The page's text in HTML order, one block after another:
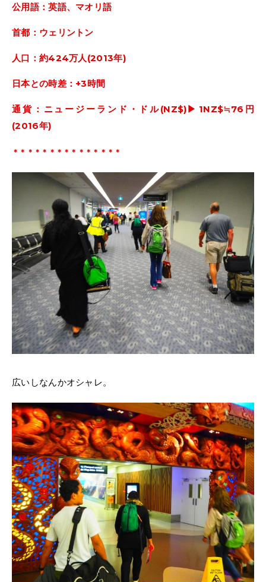
公用語：英語、マオリ語
首都：ウェリントン
人口：約424万人(2013年)
日本との時差：+3時間
通貨：ニュージーランド・ドル(NZ$)▶︎1NZ$≒76円
(2016年)
＊＊＊＊＊＊＊＊＊＊＊＊＊＊＊
広いしなんかオシャレ。